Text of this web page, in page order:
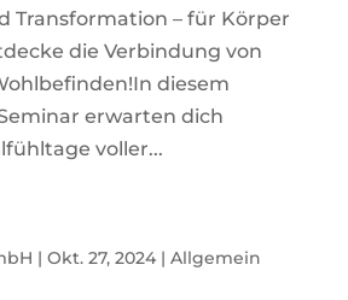
Transformation – für Körper
die Verbindung von
diesem
erwarten dich
voller...
| Okt. 27, 2024| Allgemein